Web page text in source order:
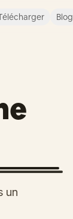
Blog
un